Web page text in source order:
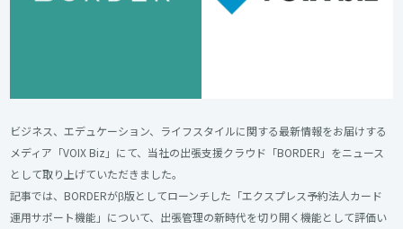
ビジネス、エデュケーション、ライフスタイルに関する最新情報をお届けする
メディア「VOIX Biz」にて、当社の出張支援クラウド「BORDER」をニュース
として取り上げていただきました。
記事では、BORDERがβ版としてローンチした「エクスプレス予約法人カード
運用サポート機能」について、出張管理の新時代を切り開く機能として評価い